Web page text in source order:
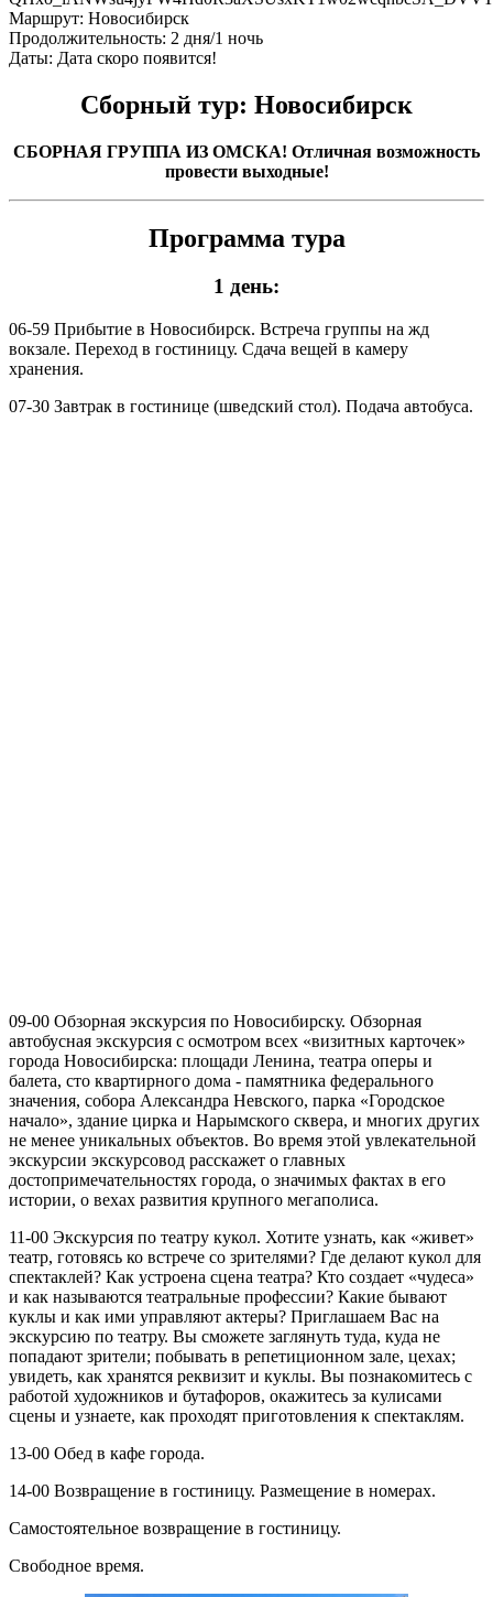
Маршрут: Новосибирск
Продолжительность: 2 дня/1 ночь
Даты: Дата скоро появится!
Сборный тур: Новосибирск
СБОРНАЯ ГРУППА ИЗ ОМСКА! Отличная возможность
провести выходные!
Программа тура
1 день:
06-59 Прибытие в Новосибирск. Встреча группы на жд
вокзале. Переход в гостиницу. Сдача вещей в камеру
хранения.
07-30 Завтрак в гостинице (шведский стол). Подача автобуса.
09-00 Обзорная экскурсия по Новосибирску. Обзорная
автобусная экскурсия с осмотром всех «визитных карточек»
города Новосибирска: площади Ленина, театра оперы и
балета, сто квартирного дома - памятника федерального
значения, собора Александра Невского, парка «Городское
начало», здание цирка и Нарымского сквера, и многих других
не менее уникальных объектов. Во время этой увлекательной
экскурсии экскурсовод расскажет о главных
достопримечательностях города, о значимых фактах в его
истории, о вехах развития крупного мегаполиса.
11-00 Экскурсия по театру кукол. Хотите узнать, как «живет»
театр, готовясь ко встрече со зрителями? Где делают кукол для
спектаклей? Как устроена сцена театра? Кто создает «чудеса»
и как называются театральные профессии? Какие бывают
куклы и как ими управляют актеры? Приглашаем Вас на
экскурсию по театру. Вы сможете заглянуть туда, куда не
попадают зрители; побывать в репетиционном зале, цехах;
увидеть, как хранятся реквизит и куклы. Вы познакомитесь с
работой художников и бутафоров, окажитесь за кулисами
сцены и узнаете, как проходят приготовления к спектаклям.
13-00 Обед в кафе города.
14-00 Возвращение в гостиницу. Размещение в номерах.
Самостоятельное возвращение в гостиницу.
Свободное время.